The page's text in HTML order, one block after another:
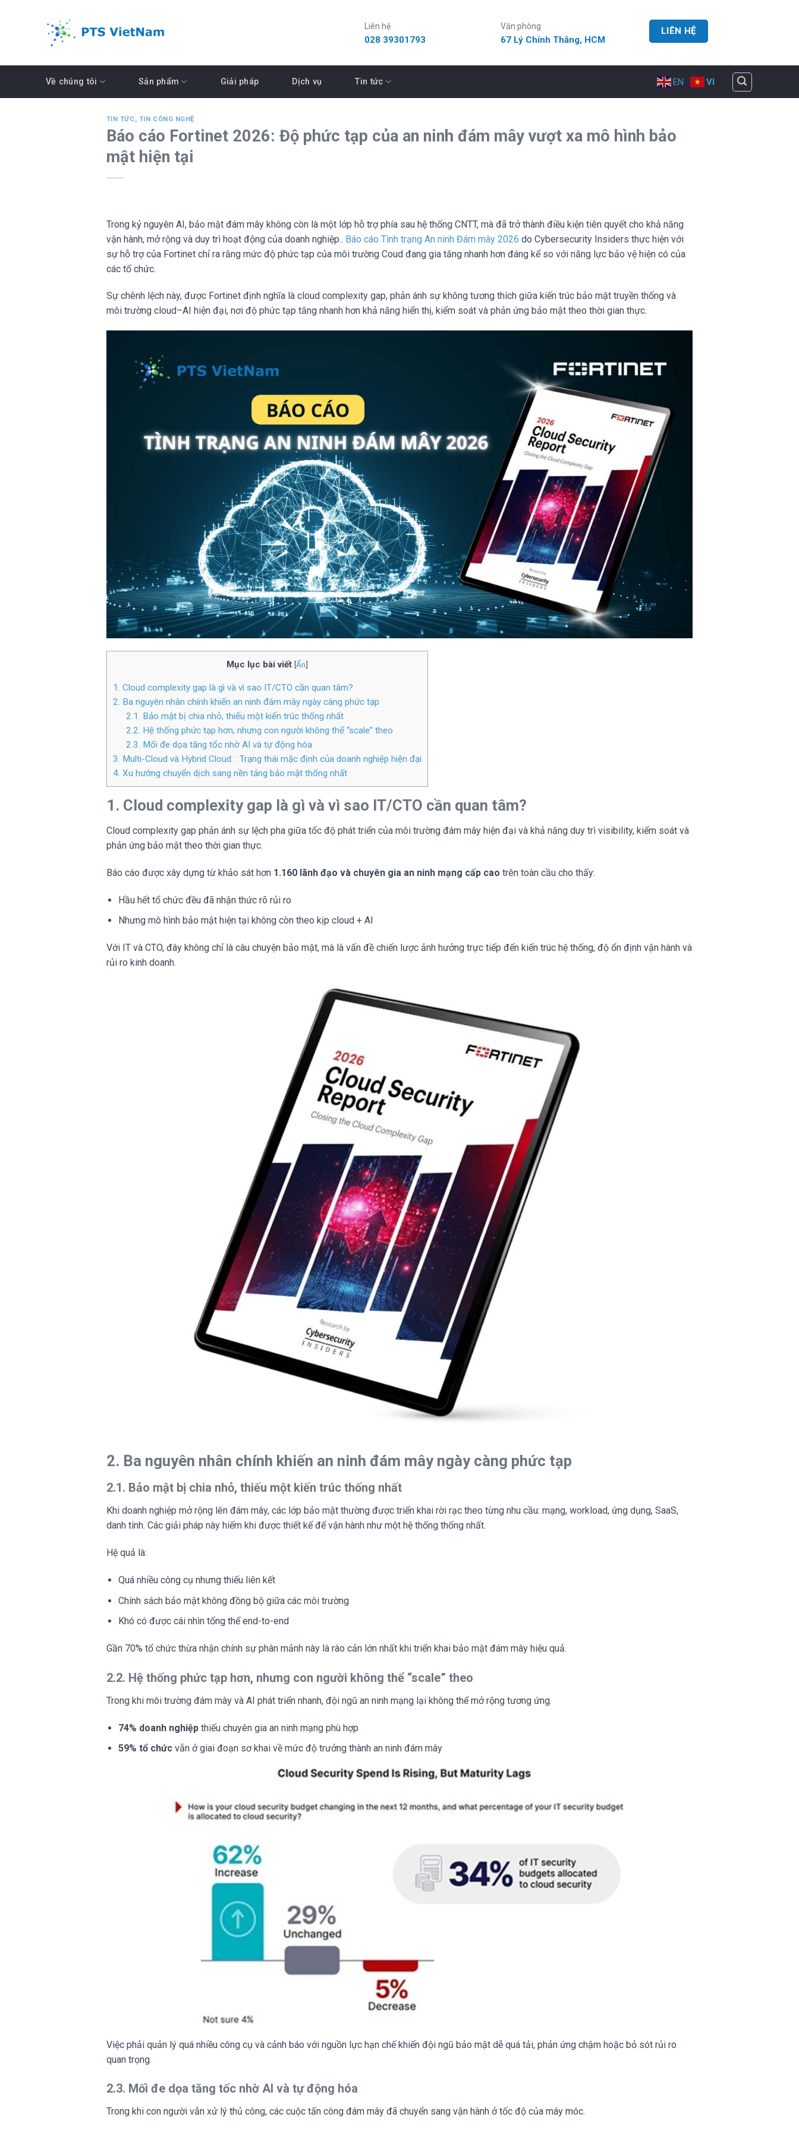
Liên hệ
028 39301793
Văn phòng
67 Lý Chính Thắng, HCM
LIÊN HỆ
Về chúng tôi Sản phẩm Giải pháp Dịch vụ Tin tức EN VI
TIN TỨC, TIN CÔNG NGHỆ
Báo cáo Fortinet 2026: Độ phức tạp của an ninh đám mây vượt xa mô hình bảo
mật hiện tại
Trong kỷ nguyên AI, bảo mật đám mây không còn là một lớp hỗ trợ phía sau hệ thống CNTT, mà đã trở thành điều kiện tiên quyết cho khả năng
vận hành, mở rộng và duy trì hoạt động của doanh nghiệp.. Báo cáo Tình trạng An ninh Đám mây 2026 do Cybersecurity Insiders thực hiện với
sự hỗ trợ của Fortinet chỉ ra rằng mức độ phức tạp của môi trường Coud đang gia tăng nhanh hơn đáng kể so với năng lực bảo vệ hiện có của
các tổ chức.
Sự chênh lệch này, được Fortinet định nghĩa là cloud complexity gap, phản ánh sự không tương thích giữa kiến trúc bảo mật truyền thống và
môi trường cloud–AI hiện đại, nơi độ phức tạp tăng nhanh hơn khả năng hiển thị, kiểm soát và phản ứng bảo mật theo thời gian thực.
Mục lục bài viết [Ẩn]
1. Cloud complexity gap là gì và vì sao IT/CTO cần quan tâm?
2. Ba nguyên nhân chính khiến an ninh đám mây ngày càng phức tạp
2.1. Bảo mật bị chia nhỏ, thiếu một kiến trúc thống nhất
2.2. Hệ thống phức tạp hơn, nhưng con người không thể “scale” theo
2.3. Mối đe dọa tăng tốc nhờ AI và tự động hóa
3. Multi-Cloud và Hybrid Cloud: : Trạng thái mặc định của doanh nghiệp hiện đại
4. Xu hướng chuyển dịch sang nền tảng bảo mật thống nhất
1. Cloud complexity gap là gì và vì sao IT/CTO cần quan tâm?
Cloud complexity gap phản ánh sự lệch pha giữa tốc độ phát triển của môi trường đám mây hiện đại và khả năng duy trì visibility, kiểm soát và
phản ứng bảo mật theo thời gian thực.
Báo cáo được xây dựng từ khảo sát hơn 1.160 lãnh đạo và chuyên gia an ninh mạng cấp cao trên toàn cầu cho thấy:
Hầu hết tổ chức đều đã nhận thức rõ rủi ro
Nhưng mô hình bảo mật hiện tại không còn theo kịp cloud + AI
Với IT và CTO, đây không chỉ là câu chuyện bảo mật, mà là vấn đề chiến lược ảnh hưởng trực tiếp đến kiến trúc hệ thống, độ ổn định vận hành và
rủi ro kinh doanh.
2. Ba nguyên nhân chính khiến an ninh đám mây ngày càng phức tạp
2.1. Bảo mật bị chia nhỏ, thiếu một kiến trúc thống nhất
Khi doanh nghiệp mở rộng lên đám mây, các lớp bảo mật thường được triển khai rời rạc theo từng nhu cầu: mạng, workload, ứng dụng, SaaS,
danh tính. Các giải pháp này hiếm khi được thiết kế để vận hành như một hệ thống thống nhất.
Hệ quả là:
Quá nhiều công cụ nhưng thiếu liên kết
Chính sách bảo mật không đồng bộ giữa các môi trường
Khó có được cái nhìn tổng thể end-to-end
Gần 70% tổ chức thừa nhận chính sự phân mảnh này là rào cản lớn nhất khi triển khai bảo mật đám mây hiệu quả.
2.2. Hệ thống phức tạp hơn, nhưng con người không thể “scale” theo
Trong khi môi trường đám mây và AI phát triển nhanh, đội ngũ an ninh mạng lại không thể mở rộng tương ứng.
74% doanh nghiệp thiếu chuyên gia an ninh mạng phù hợp
59% tổ chức vẫn ở giai đoạn sơ khai về mức độ trưởng thành an ninh đám mây
Việc phải quản lý quá nhiều công cụ và cảnh báo với nguồn lực hạn chế khiến đội ngũ bảo mật dễ quá tải, phản ứng chậm hoặc bỏ sót rủi ro
quan trọng.
2.3. Mối đe dọa tăng tốc nhờ AI và tự động hóa
Trong khi con người vẫn xử lý thủ công, các cuộc tấn công đám mây đã chuyển sang vận hành ở tốc độ của máy móc.